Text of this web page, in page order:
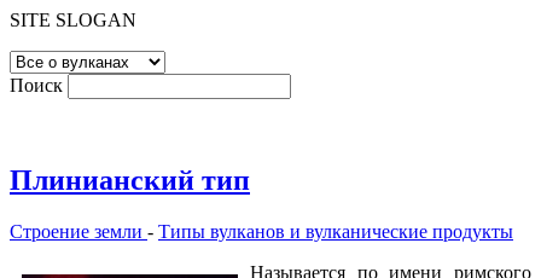
SITE SLOGAN
Поиск
Плинианский тип
Строение земли - Типы вулканов и вулканические продукты
Называется по имени римского